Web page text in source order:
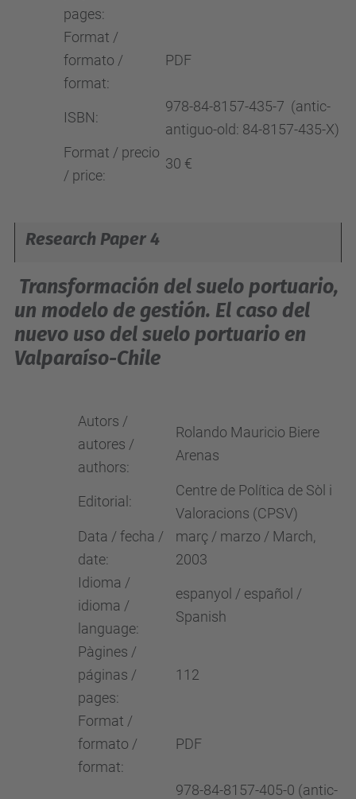
pages:
Format /
formato /
format:
PDF
ISBN:
978-84-8157-435-7 (antic-
antiguo-old: 84-8157-435-X)
Format / precio
/ price:
30 €
Research Paper 4
Transformación del suelo portuario,
un modelo de gestión. El caso del
nuevo uso del suelo portuario en
Valparaíso-Chile
Autors /
autores /
authors:
Rolando Mauricio Biere
Arenas
Editorial:
Centre de Política de Sòl i
Valoracions (CPSV)
Data / fecha /
date:
març / marzo / March,
2003
Idioma /
idioma /
language:
espanyol / español /
Spanish
Pàgines /
páginas /
pages:
112
Format /
formato /
format:
PDF
978-84-8157-405-0 (antic-